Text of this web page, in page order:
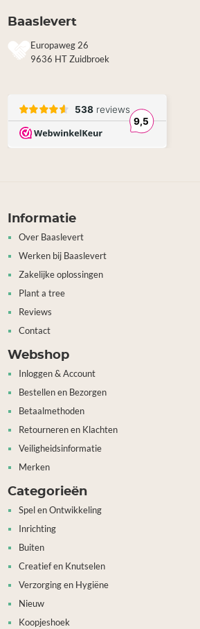
Baaslevert
Europaweg 26
9636 HT Zuidbroek
Informatie
Over Baaslevert
Werken bij Baaslevert
Zakelijke oplossingen
Plant a tree
Reviews
Contact
Webshop
Inloggen & Account
Bestellen en Bezorgen
Betaalmethoden
Retourneren en Klachten
Veiligheidsinformatie
Merken
Categorieën
Spel en Ontwikkeling
Inrichting
Buiten
Creatief en Knutselen
Verzorging en Hygiëne
Nieuw
Koopjeshoek